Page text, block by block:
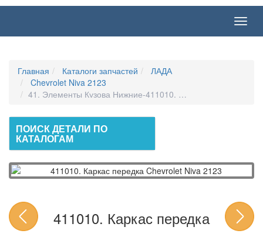
Главная Каталоги запчастей
ЛАДА
Chevrolet Niva 2123
41. Элементы Кузова Нижние-411010. Каркас Передка
ПОИСК ДЕТАЛИ ПО
КАТАЛОГАМ
411010. Каркас передка